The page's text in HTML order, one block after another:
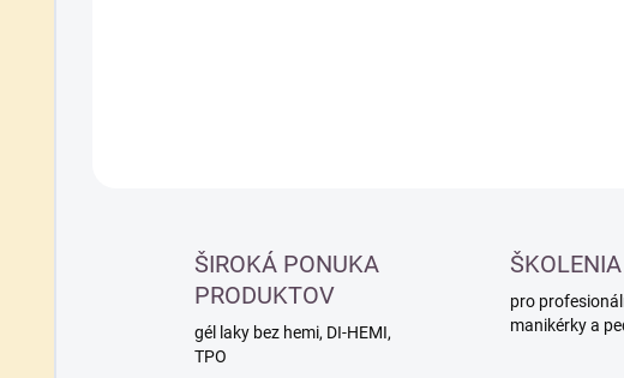
ŠIROKÁ PONUKA
PRODUKTOV
gél laky bez hemi, DI-HEMI,
TPO
ŠKOLENIA
pro
manikérky a